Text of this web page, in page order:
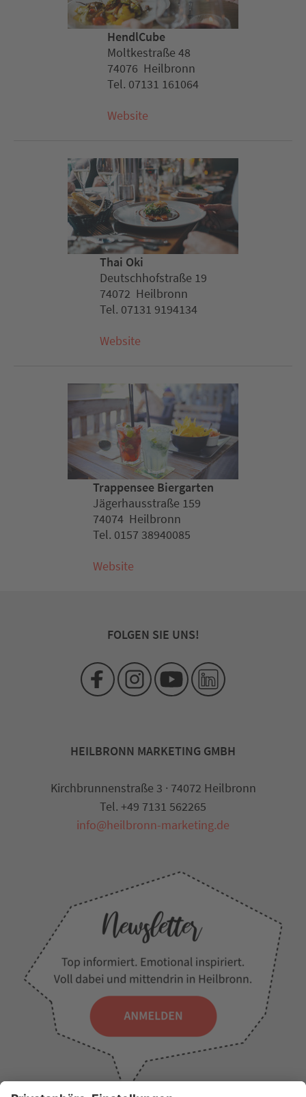
HendlCube
Moltkestraße 48
74076 Heilbronn
Tel. 07131 161064
Website
Thai Oki
Deutschhofstraße 19
74072 Heilbronn
Tel. 07131 9194134
Website
Trappensee Biergarten
Jägerhausstraße 159
74074 Heilbronn
Tel. 0157 38940085
Website
FOLGEN SIE UNS!
HEILBRONN MARKETING GMBH
Kirchbrunnenstraße 3 · 74072 Heilbronn
Tel. +49 7131 562265
info@heilbronn-marketing.de